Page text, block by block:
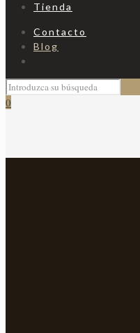
Tienda
Contacto
Blog
0